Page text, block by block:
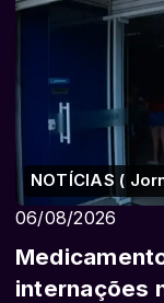
NOTÍCIAS (
06/08/2026
internações